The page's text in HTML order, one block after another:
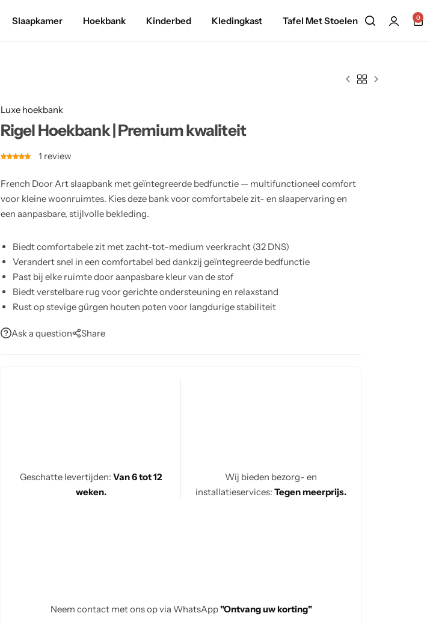
Slaapkamer Hoekbank Kinderbed Kledingkast Tafel Met Stoelen 0
Luxe hoekbank
Rigel Hoekbank | Premium kwaliteit
1 review
French Door Art slaapbank met geïntegreerde bedfunctie — multifunctioneel comfort
voor kleine woonruimtes. Kies deze bank voor comfortabele zit- en slaapervaring en
een aanpasbare, stijlvolle bekleding.
Biedt comfortabele zit met zacht-tot-medium veerkracht (32 DNS)
Verandert snel in een comfortabel bed dankzij geïntegreerde bedfunctie
Past bij elke ruimte door aanpasbare kleur van de stof
Biedt verstelbare rug voor gerichte ondersteuning en relaxstand
Rust op stevige gürgen houten poten voor langdurige stabiliteit
Ask a question
Share
Geschatte levertijden: Van 6 tot 12
weken.
Wij bieden bezorg- en
installatieservices: Tegen meerprijs.
Neem contact met ons op via WhatsApp"Ontvang uw korting"